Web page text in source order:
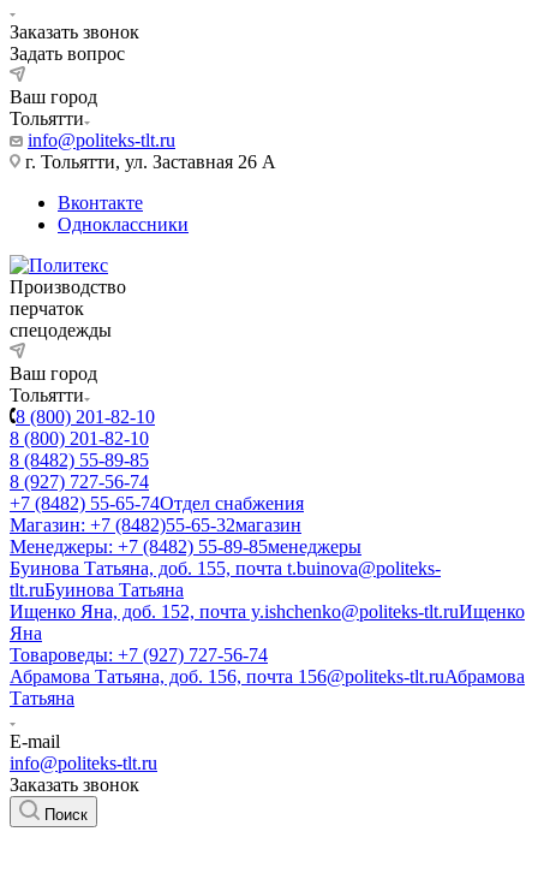
Заказать звонок
Задать вопрос
Ваш город
Тольятти
info@politeks-tlt.ru
г. Тольятти, ул. Заставная 26 А
Вконтакте
Одноклассники
Производство
перчаток
спецодежды
Ваш город
Тольятти
8 (800) 201-82-10
8 (800) 201-82-10
8 (8482) 55-89-85
8 (927) 727-56-74
+7 (8482) 55-65-74Отдел снабжения
Магазин: +7 (8482)55-65-32магазин
Менеджеры: +7 (8482) 55-89-85менеджеры
Буинова Татьяна, доб. 155, почта t.buinova@politeks-
tlt.ruБуинова Татьяна
Ищенко Яна, доб. 152, почта y.ishchenko@politeks-tlt.ruИщенко
Яна
Товароведы: +7 (927) 727-56-74
Абрамова Татьяна, доб. 156, почта 156@politeks-tlt.ruАбрамова
Татьяна
E-mail
info@politeks-tlt.ru
Заказать звонок
Поиск